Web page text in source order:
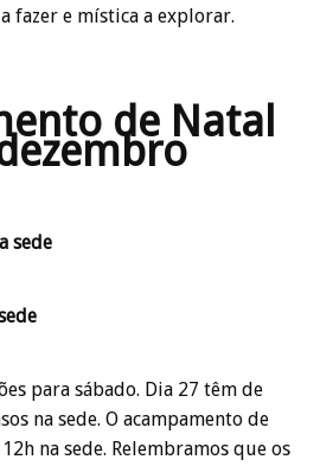
fazer e mística a explorar.
de Natal
sede
para sábado. Dia 27 têm de
na sede. O acampamento de
na sede. Relembramos que os